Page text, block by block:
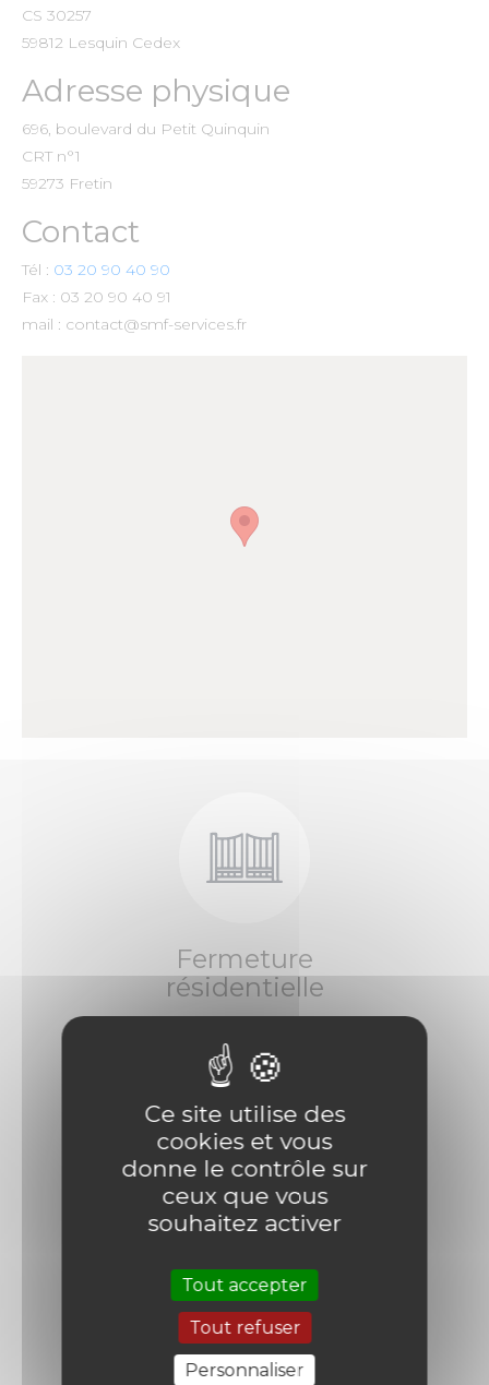
CS 30257
59812 Lesquin Cedex
Adresse physique
696, boulevard du Petit Quinquin
CRT n°1
59273 Fretin
Contact
Tél : 03 20 90 40 90
Fax : 03 20 90 40 91
mail : contact@smf-services.fr
Fermeture
résidentielle
Fermeture
collective
Ce site utilise des
cookies et vous
donne le contrôle sur
ceux que vous
souhaitez activer
Tout accepter
Tout refuser
Personnaliser